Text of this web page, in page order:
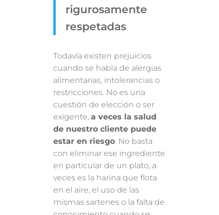
rigurosamente
respetadas
Todavía existen prejuicios
cuando se habla de alergias
alimentarias, intolerancias o
restricciones. No es una
cuestión de elección o ser
exigente,a veces la salud
de nuestro cliente puede
estar en riesgo. No basta
con eliminar ese ingrediente
en particular de un plato, a
veces es la harina que flota
en el aire, el uso de las
mismas sartenes o la falta de